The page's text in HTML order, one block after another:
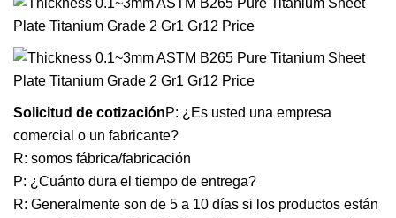
Solicitud de cotizaciónP: ¿Es usted una empresa
comercial o un fabricante?
R: somos fábrica/fabricación
P: ¿Cuánto dura el tiempo de entrega?
R: Generalmente son de 5 a 10 días si los productos están